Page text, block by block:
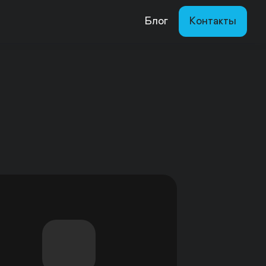
Блог Контакты